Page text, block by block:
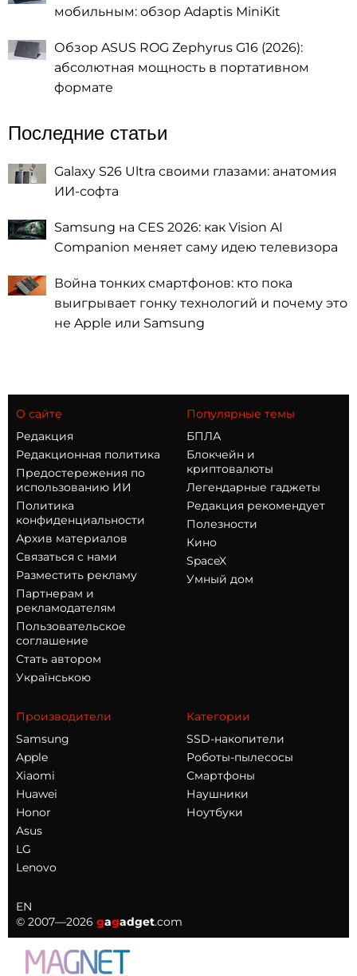
мобильным: обзор Adaptis MiniKit
Обзор ASUS ROG Zephyrus G16 (2026):
абсолютная мощность в портативном
формате
Последние статьи
Galaxy S26 Ultra своими глазами: анатомия
ИИ-софта
Samsung на CES 2026: как Vision AI
Companion меняет саму идею телевизора
Война тонких смартфонов: кто пока
выигрывает гонку технологий и почему это
не Apple или Samsung
О сайте
Редакция
Редакционная политика
Предостережения по
использованию ИИ
Политика
конфиденциальности
Архив материалов
Связаться с нами
Разместить рекламу
Партнерам и
рекламодателям
Пользовательское
соглашение
Стать автором
Українською
Популярные темы
БПЛА
Блокчейн и
криптовалюты
Легендарные гаджеты
Редакция рекомендует
Полезности
Кино
SpaceX
Умный дом
Производители
Samsung
Apple
Xiaomi
Huawei
Honor
Asus
LG
Lenovo
Категории
SSD-накопители
Роботы-пылесосы
Смартфоны
Наушники
Ноутбуки
EN
© 2007—2026 gagadget.com